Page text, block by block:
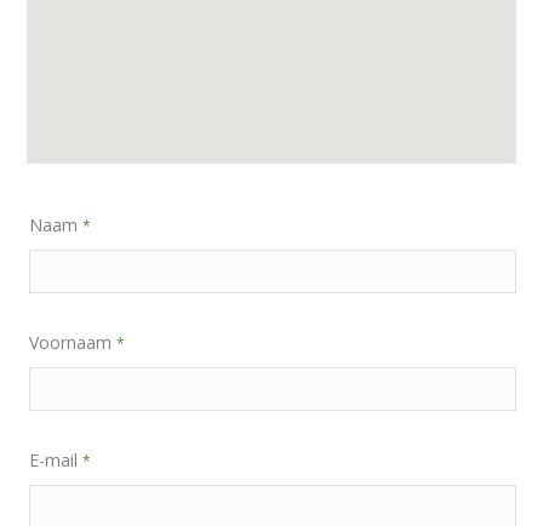
Naam*
Voornaam*
E-mail*